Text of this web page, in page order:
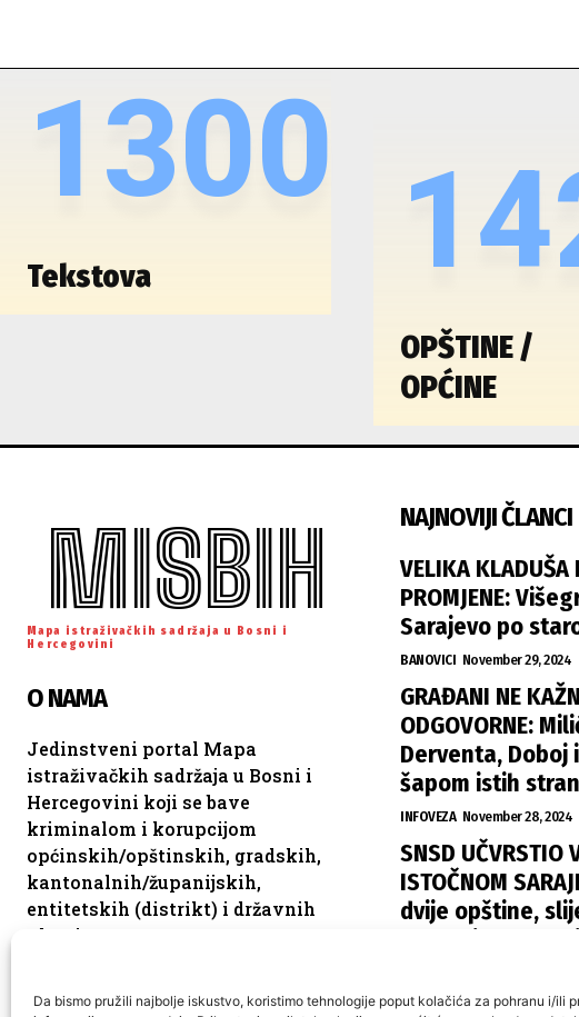
Da bismo pružili najbolje iskustvo, koristimo tehnologije poput kolačića za pohranu i/ili
1300
Tekstova
OPŠTINE /
OPĆINE
MISBIH
Mapa istraživačkih sadržaja u Bosni i
Hercegovini
O NAMA
Jedinstveni portal Mapa
istraživačkih sadržaja u Bosni i
Hercegovini koji se bave
kriminalom i korupcijom
općinskih/opštinskih, gradskih,
kantonalnih/županijskih,
entitetskih (distrikt) i državnih
vlasti.
NAJNOVIJI ČLANCI
VELIKA KLADUŠA
PROMJENE:
Sarajevo po
BANOVICI November 29, 2024
GRAĐANI NE
ODGOVORNE:
Derventa, Doboj
šapom istih
INFOVEZA November 28, 2024
SNSD UČVRSTIO
ISTOČNOM
dvije opštine,